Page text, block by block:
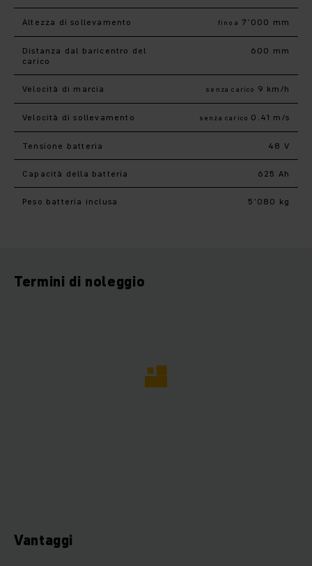
Altezza di sollevamento fino a 7’000 mm
Distanza dal baricentro del
carico
600 mm
Velocità di marcia senza carico 9 km/h
Velocità di sollevamento senza carico 0.41 m/s
Tensione batteria 48 V
Capacità della batteria 625 Ah
Peso batteria inclusa 5’080 kg
Termini di noleggio
Vantaggi